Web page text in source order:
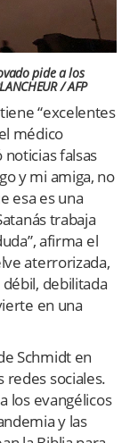
pide a los
/ AFP
“excelentes
médico
falsas
y mi amiga, no
esa es una
trabaja
afirma el
aterrorizada,
debilitada
en una
Schmidt en
redes sociales.
los evangélicos
y las